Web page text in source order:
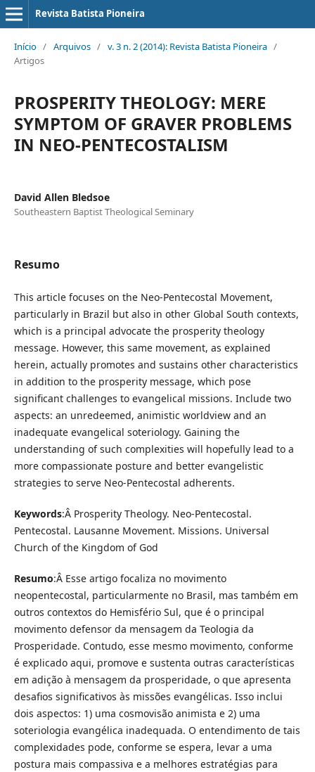
Revista Batista Pioneira
Início / Arquivos / v. 3 n. 2 (2014): Revista Batista Pioneira /
Artigos
PROSPERITY THEOLOGY: MERE
SYMPTOM OF GRAVER PROBLEMS
IN NEO-PENTECOSTALISM
David Allen Bledsoe
Southeastern Baptist Theological Seminary
Resumo
This article focuses on the Neo-Pentecostal Movement,
particularly in Brazil but also in other Global South contexts,
which is a principal advocate the prosperity theology
message. However, this same movement, as explained
herein, actually promotes and sustains other characteristics
in addition to the prosperity message, which pose
significant challenges to evangelical missions. Include two
aspects: an unredeemed, animistic worldview and an
inadequate evangelical soteriology. Gaining the
understanding of such complexities will hopefully lead to a
more compassionate posture and better evangelistic
strategies to serve Neo-Pentecostal adherents.
Keywords:Â Prosperity Theology. Neo-Pentecostal.
Pentecostal. Lausanne Movement. Missions. Universal
Church of the Kingdom of God
Resumo:Â Esse artigo focaliza no movimento
neopentecostal, particularmente no Brasil, mas também em
outros contextos do Hemisfério Sul, que é o principal
movimento defensor da mensagem da Teologia da
Prosperidade. Contudo, esse mesmo movimento, conforme
é explicado aqui, promove e sustenta outras características
em adição à mensagem da prosperidade, o que apresenta
desafios significativos às missões evangélicas. Isso inclui
dois aspectos: 1) uma cosmovisão animista e 2) uma
soteriologia evangélica inadequada. O entendimento de tais
complexidades pode, conforme se espera, levar a uma
postura mais compassiva e a melhores estratégias para